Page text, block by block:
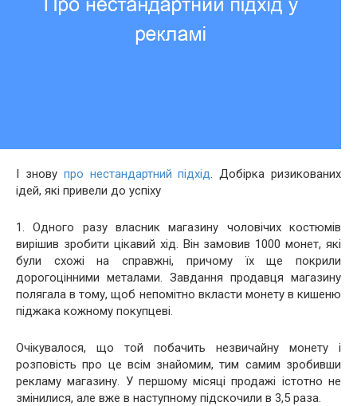
І знову про нестандартний підхід. Добірка ризикованих
ідей, які привели до успіху
1. Одного разу власник магазину чоловічих костюмів
вирішив зробити цікавий хід. Він замовив 1000 монет, які
були схожі на справжні, причому їх ще покрили
дорогоцінними металами. Завдання продавця магазину
полягала в тому, щоб непомітно вкласти монету в кишеню
піджака кожному покупцеві.
Очікувалося, що той побачить незвичайну монету і
розповість про це всім знайомим, тим самим зробивши
рекламу магазину. У першому місяці продажі істотно не
змінилися, але вже в наступному підскочили в 3,5 раза.